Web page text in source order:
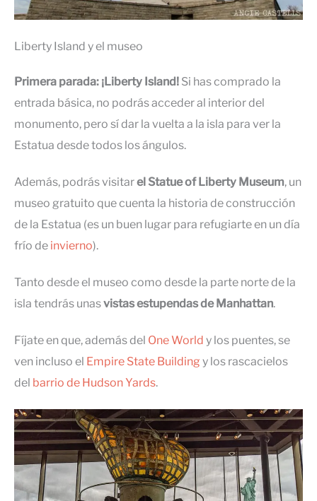
Liberty Island y el museo
Primera parada: ¡Liberty Island! Si has comprado la
entrada básica, no podrás acceder al interior del
monumento, pero sí dar la vuelta a la isla para ver la
Estatua desde todos los ángulos.
Además, podrás visitarel Statue of Liberty Museum, un
museo gratuito que cuenta la historia de construcción
de la Estatua (es un buen lugar para refugiarte en un día
frío de invierno).
Tanto desde el museo como desde la parte norte de la
isla tendrás unasvistas estupendas de Manhattan.
Fíjate en que, además del One World y los puentes, se
ven incluso el Empire State Building y los rascacielos
del barrio de Hudson Yards.